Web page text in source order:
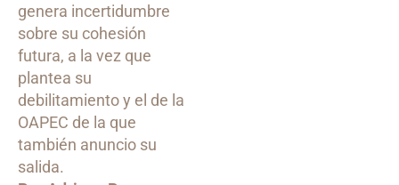
genera incertidumbre
sobre su cohesión
futura, a la vez que
plantea su
debilitamiento y el de la
OAPEC de la que
también anuncio su
salida.